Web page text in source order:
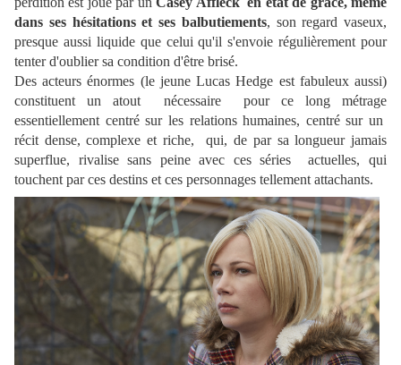
dans ses hésitations et ses balbutiements, son regard vaseux,
presque aussi liquide que celui qu'il s'envoie régulièrement pour
tenter d'oublier sa condition d'être brisé.
Des acteurs énormes (le jeune Lucas Hedge est fabuleux aussi)
constituent un atout nécessaire pour ce long métrage
essentiellement centré sur les relations humaines, centré sur un
récit dense, complexe et riche, qui, de par sa longueur jamais
superflue, rivalise sans peine avec ces séries actuelles, qui
touchent par ces destins et ces personnages tellement attachants.